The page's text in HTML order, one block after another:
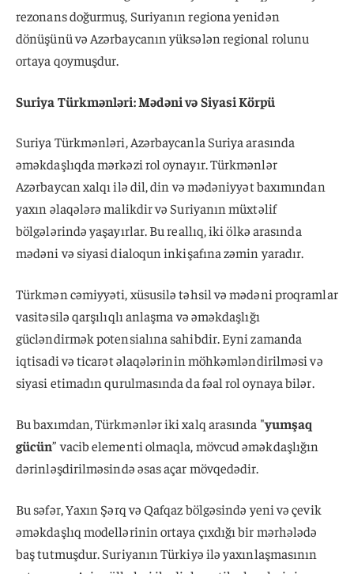
rezonans doğurmuş, Suriyanın regiona yenidən
dönüşünü və Azərbaycanın yüksələn regional rolunu
ortaya qoymuşdur.
Suriya Türkmənləri: Mədəni və Siyasi Körpü
Suriya Türkmənləri, Azərbaycanla Suriya arasında
əməkdaşlıqda mərkəzi rol oynayır. Türkmənlər
Azərbaycan xalqı ilə dil, din və mədəniyyət baxımından
yaxın əlaqələrə malikdir və Suriyanın müxtəlif
bölgələrində yaşayırlar. Bu reallıq, iki ölkə arasında
mədəni və siyasi dialoqun inkişafına zəmin yaradır.
Türkmən cəmiyyəti, xüsusilə təhsil və mədəni proqramlar
vasitəsilə qarşılıqlı anlaşma və əməkdaşlığı
gücləndirmək potensialına sahibdir. Eyni zamanda
iqtisadi və ticarət əlaqələrinin möhkəmləndirilməsi və
siyasi etimadın qurulmasında da fəal rol oynaya bilər.
Bu baxımdan, Türkmənlər iki xalq arasında "yumşaq
gücün” vacib elementi olmaqla, mövcud əməkdaşlığın
dərinləşdirilməsində əsas açar mövqedədir.
Bu səfər, Yaxın Şərq və Qafqaz bölgəsində yeni və çevik
əməkdaşlıq modellərinin ortaya çıxdığı bir mərhələdə
baş tutmuşdur. Suriyanın Türkiyə ilə yaxınlaşmasının